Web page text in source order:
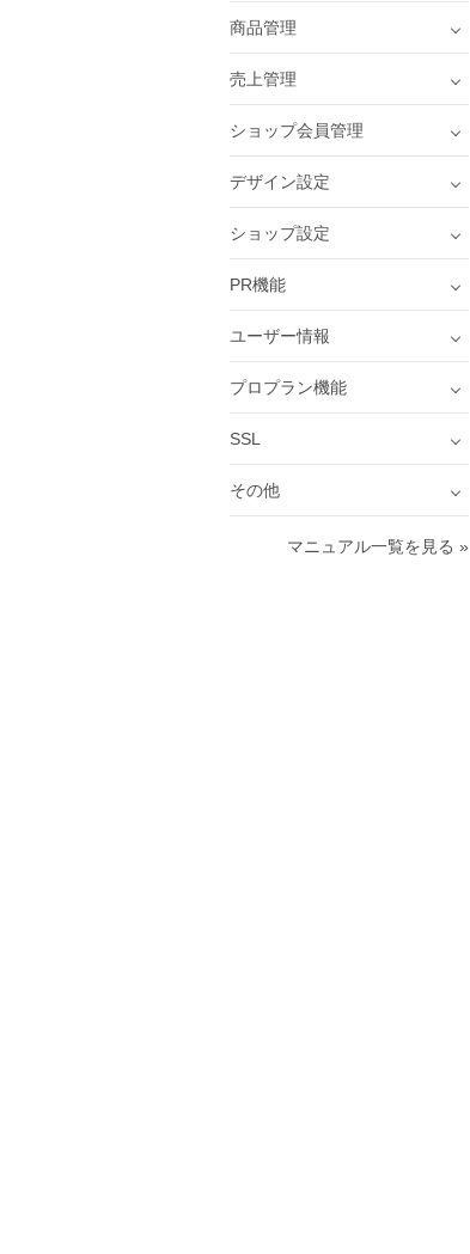
商品管理
売上管理
ショップ会員管理
デザイン設定
ショップ設定
PR機能
ユーザー情報
プロプラン機能
SSL
その他
マニュアル一覧を見る »